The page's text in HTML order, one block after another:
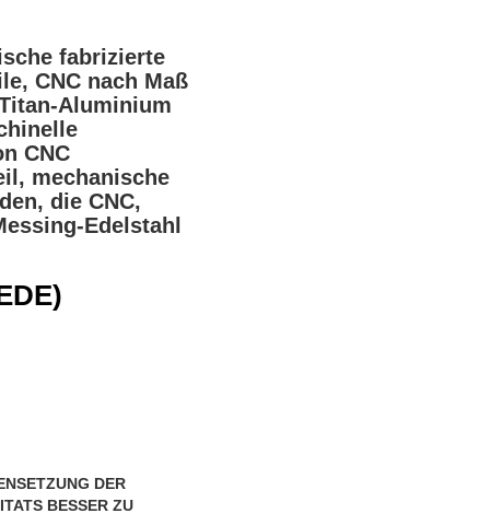
fabrizierte
CNC nach Maß
Aluminium
CNC
mechanische
die CNC,
Edelstahl
DER
BESSER ZU